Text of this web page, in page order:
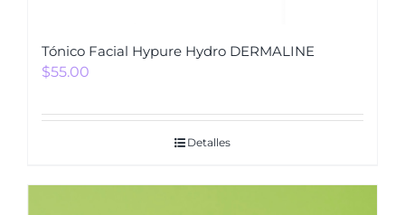
Tónico Facial Hypure Hydro DERMALINE
$55.00
Detalles